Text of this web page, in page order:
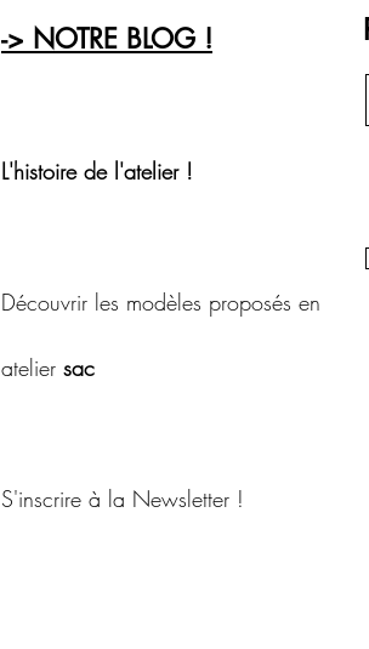
-> NOTRE BLOG !
L'histoire de l'atelier !
Découvrir les modèles proposés en
atelier sac
S'inscrire à la Newsletter !